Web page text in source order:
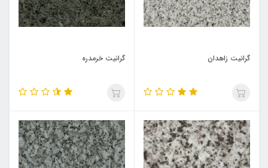
گرانیت زاهدان گرانیت خرمدره